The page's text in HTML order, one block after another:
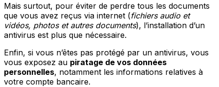
Mais surtout, pour éviter de perdre tous les documents
que vous avez reçus via internet (fichiers audio et
vidéos, photos et autres documents), l’installation d’un
antivirus est plus que nécessaire.
Enfin, si vous n’êtes pas protégé par un antivirus, vous
vous exposez au piratage de vos données
personnelles, notamment les informations relatives à
votre compte bancaire.